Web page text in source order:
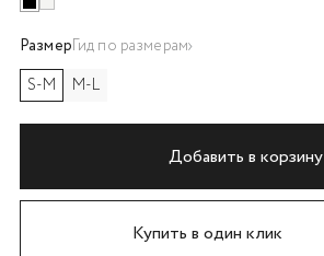
РазмерГид по размерам
S-M
M-L
Добавить в корзину
Купить в один клик